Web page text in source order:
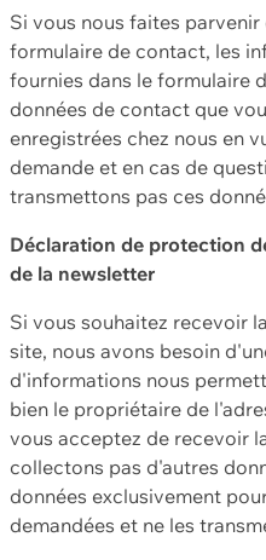
Si vous nous faites
formulaire de contact, les
fournies dans le formulaire
données de contact que
enregistrées chez nous en
demande et en cas de
transmettons pas ces
Déclaration de protection
de la newsletter
Si vous souhaitez recevoir
site, nous avons besoin
d'informations nous
bien le propriétaire de
vous acceptez de recevoir
collectons pas d'autres
données exclusivement
demandées et ne les